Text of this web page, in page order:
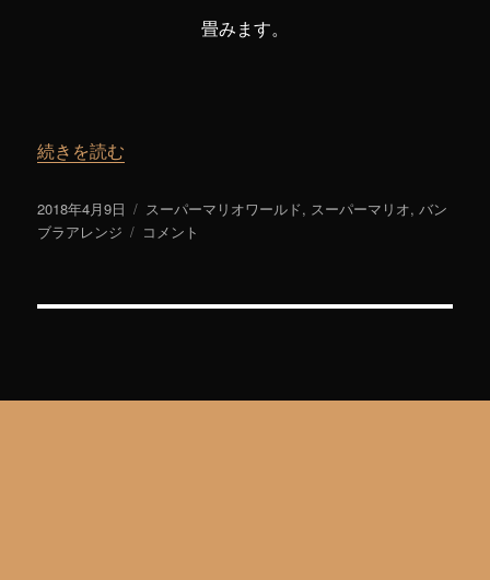
畳みます。
“お城BGM～スーパーマリオワールド【バンブラP】
続きを読む
投
稿
2018年4月9日
カ
テ
ー
スーパーマリオワールド, スーパーマリオ,バン
ブラアレンジ
お
～
コメント